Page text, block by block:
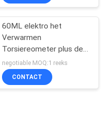
60ML elektro het
Verwarmen
Torsiereometer plus de
Waaier 0-300Nm van de
Mixertorsie
negotiable MOQ:1 reeks
CONTACT